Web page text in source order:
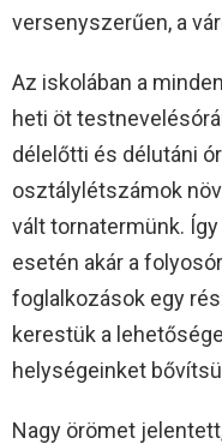
versenyszerűen, a
Az iskolában a
heti öt
délelőtti és délutáni
osztálylétszámok
vált tornatermünk.
esetén akár a
foglalkozások egy
kerestük a
helységeinket
Nagy örömet